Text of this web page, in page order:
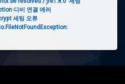
디비 연결 에러
세팅 오류